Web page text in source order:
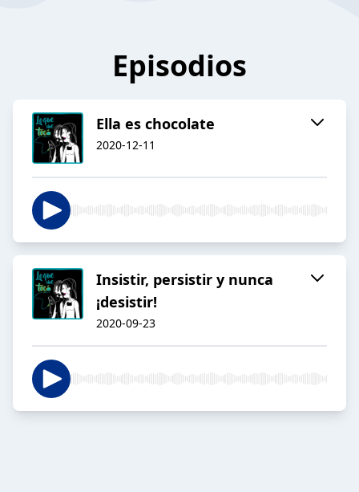
Episodios
Ella es chocolate
2020-12-11
Insistir, persistir y nunca
¡desistir!
2020-09-23